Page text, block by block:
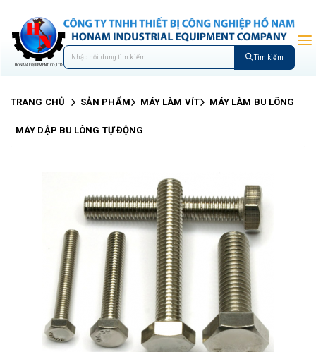
Tìm kiếm
TRANG CHỦ SẢN PHẨM MÁY LÀM VÍT MÁY LÀM BU LÔNG
MÁY DẬP BU LÔNG TỰ ĐỘNG